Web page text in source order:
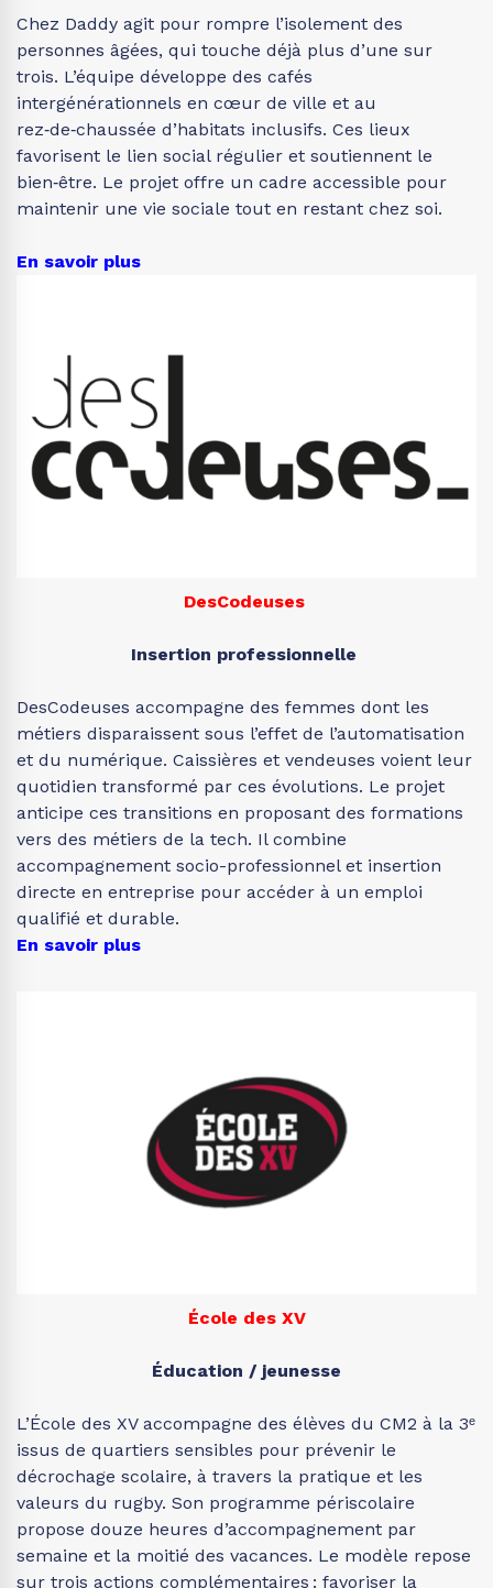
Chez Daddy agit pour rompre l’isolement des
personnes âgées, qui touche déjà plus d’une sur
trois. L’équipe développe des cafés
intergénérationnels en cœur de ville et au
rez‑de‑chaussée d’habitats inclusifs. Ces lieux
favorisent le lien social régulier et soutiennent le
bien‑être. Le projet offre un cadre accessible pour
maintenir une vie sociale tout en restant chez soi.
En savoir plus
DesCodeuses
Insertion professionnelle
DesCodeuses accompagne des femmes dont les
métiers disparaissent sous l’effet de l’automatisation
et du numérique. Caissières et vendeuses voient leur
quotidien transformé par ces évolutions. Le projet
anticipe ces transitions en proposant des formations
vers des métiers de la tech. Il combine
accompagnement socio-professionnel et insertion
directe en entreprise pour accéder à un emploi
qualifié et durable.
En savoir plus
École des XV
Éducation / jeunesse
L’École des XV accompagne des élèves du CM2 à la 3ᵉ
issus de quartiers sensibles pour prévenir le
décrochage scolaire, à travers la pratique et les
valeurs du rugby. Son programme périscolaire
propose douze heures d’accompagnement par
semaine et la moitié des vacances. Le modèle repose
sur trois actions complémentaires : favoriser la